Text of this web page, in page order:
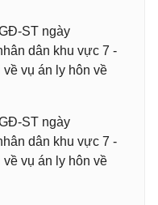
ST ngày
dân khu vực 7 -
vụ án ly hôn về
ST ngày
dân khu vực 7 -
vụ án ly hôn về